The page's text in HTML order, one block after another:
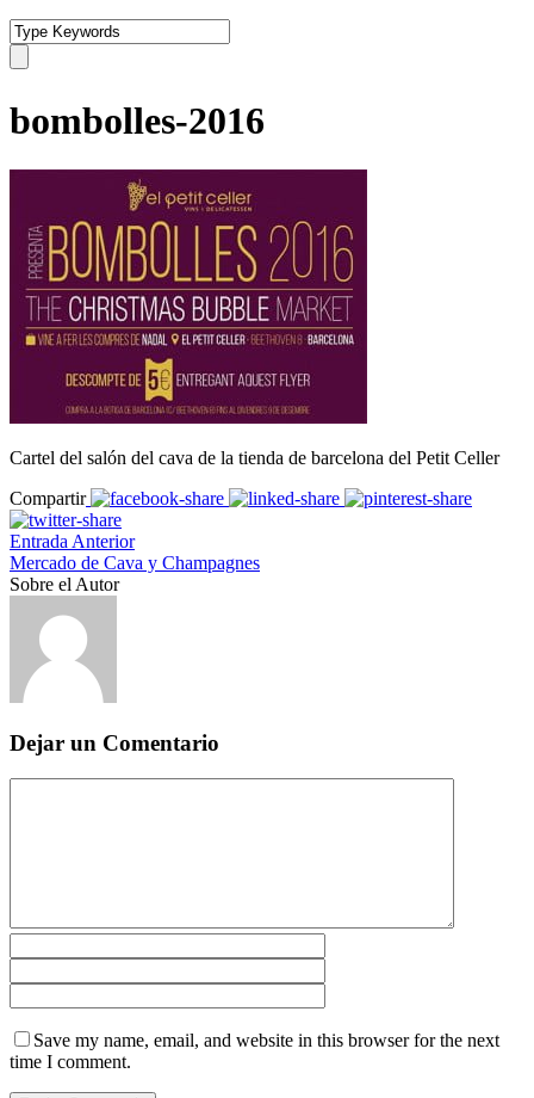
bombolles-2016
Cartel del salón del cava de la tienda de barcelona del Petit Celler
Compartir
Entrada Anterior
Mercado de Cava y Champagnes
Sobre el Autor
Dejar un Comentario
Save my name, email, and website in this browser for the next
time I comment.